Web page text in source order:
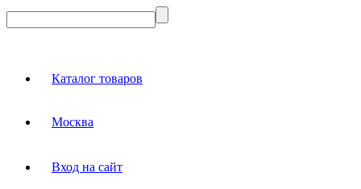
Каталог товаров
Москва
Вход на сайт